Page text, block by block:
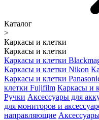
Каталог
>
Каркасы и клетки
Каркасы и клетки
Каркасы и клетки
Каркасы и клетки Nikon
Каркасы и клетки
клетки Fujifilm Каркасы и
Ручки Аксессуары для
для мониторов и
направляющие